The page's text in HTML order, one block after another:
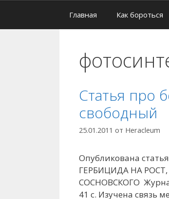
Главная Как бороться
Статья про
свободный
25.01.2011 от Heracleum
Опубликована
ГЕРБИЦИДА НА
СОСНОВСКОГО
41 с. Изучена связь